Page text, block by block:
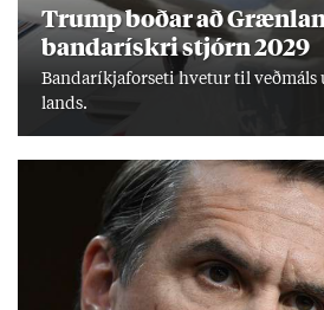
Trump boð­ar að
banda­rískri stjórn 2029
Banda­ríkja­for­seti hvet­ur til
lands.